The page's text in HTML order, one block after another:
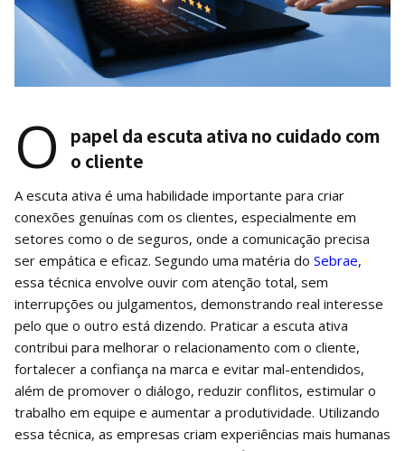
O
papel da escuta ativa no cuidado com
o cliente
A escuta ativa é uma habilidade importante para criar
conexões genuínas com os clientes, especialmente em
setores como o de seguros, onde a comunicação precisa
ser empática e eficaz. Segundo uma matéria do Sebrae,
essa técnica envolve ouvir com atenção total, sem
interrupções ou julgamentos, demonstrando real interesse
pelo que o outro está dizendo. Praticar a escuta ativa
contribui para melhorar o relacionamento com o cliente,
fortalecer a confiança na marca e evitar mal-entendidos,
além de promover o diálogo, reduzir conflitos, estimular o
trabalho em equipe e aumentar a produtividade. Utilizando
essa técnica, as empresas criam experiências mais humanas